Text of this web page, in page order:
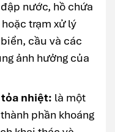
nước, hồ chứa
trạm xử lý
cầu và các
ảnh hưởng của
tỏa nhiệt: là một
phần khoáng